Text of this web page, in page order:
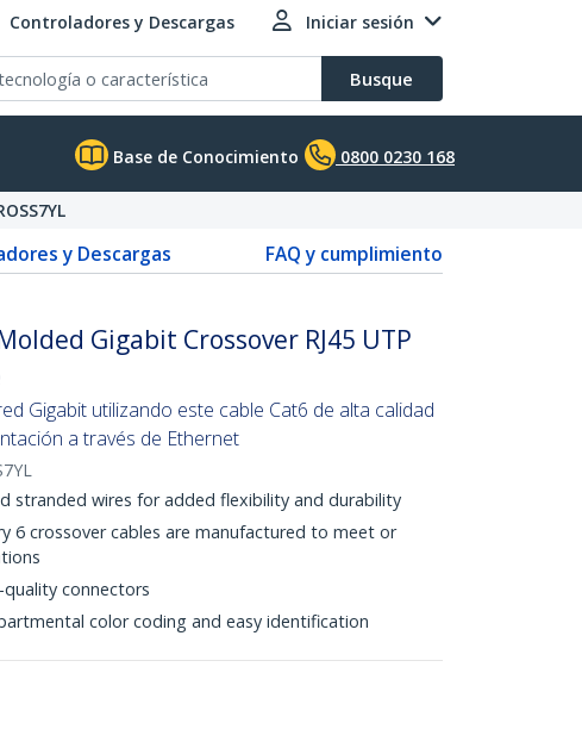
Controladores y Descargas Iniciar sesión
Busque
Base de Conocimiento 0800 0230 168
y Descargas
FAQ y cumplimiento
Gigabit Crossover RJ45 UTP
Gigabit utilizando este cable Cat6 de alta calidad
a través de Ethernet
stranded wires for added flexibility and durability
6 crossover cables are manufactured to meet or
connectors
color coding and easy identification